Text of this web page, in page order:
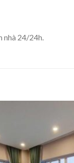
24/24h.